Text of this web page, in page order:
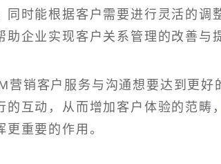
同时能根据客户需要进行灵活的调
企业实现客户关系管理的改善与
营销客户服务与沟通想要达到更好
互动，从而增加客户体验的范畴，
重要的作用。